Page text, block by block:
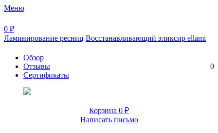
Меню
0 ₽
Ламинирование ресниц Восстанавливающий эликсир ellami
Обзор
Отзывы
0
Сертификаты
Корзина 0 ₽
Написать письмо